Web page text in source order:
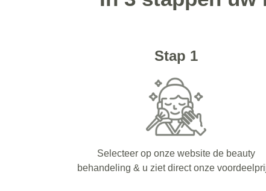
Stap 1
Selecteer op onze website de beauty
behandeling & u ziet direct onze